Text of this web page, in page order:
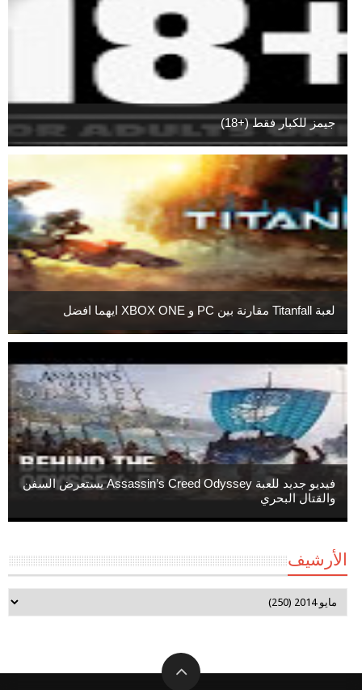
جيمز للكبار فقط (+18)
لعبة Titanfall مقارنة بين PC و XBOX ONE ايهما افضل
فيديو جديد للعبة Assassin’s Creed Odyssey يستعرض السفن
والقتال البحري
الأرشيف